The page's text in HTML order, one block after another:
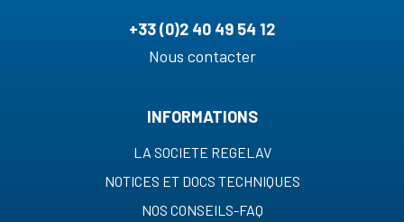
+33 (0)2 40 49 54 12
Nous contacter
INFORMATIONS
LA SOCIETE REGELAV
NOTICES ET DOCS TECHNIQUES
NOS CONSEILS-FAQ